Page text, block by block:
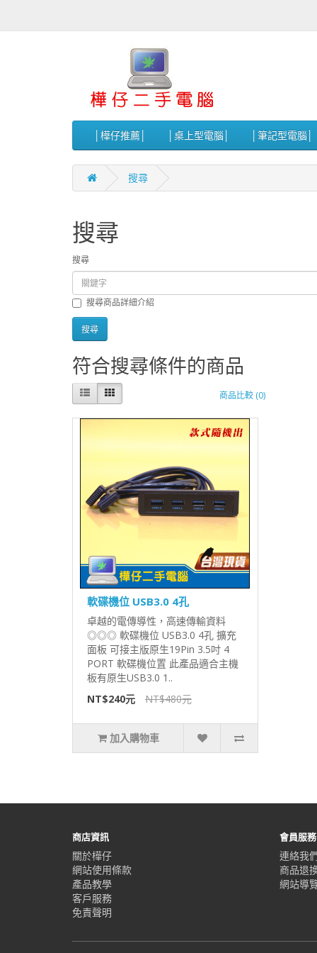
│樺仔推薦│ │桌上型電腦│ │筆記型電腦│
搜尋
搜尋
搜尋
搜尋商品詳細介紹
符合搜尋條件的商品
商品比較 (0)
軟碟機位 USB3.0 4孔
卓越的電傳導性，高速傳輸資料
◎◎◎ 軟碟機位 USB3.0 4孔 擴充
面板 可接主版原生19Pin 3.5吋 4
PORT 軟碟機位置 此產品適合主機
板有原生USB3.0 1..
NT$240元
NT$480元
加入購物車
商店資訊
關於樺仔
網站使用條款
產品教學
客戶服務
免責聲明
會員服務
連絡我
商品退
網站導